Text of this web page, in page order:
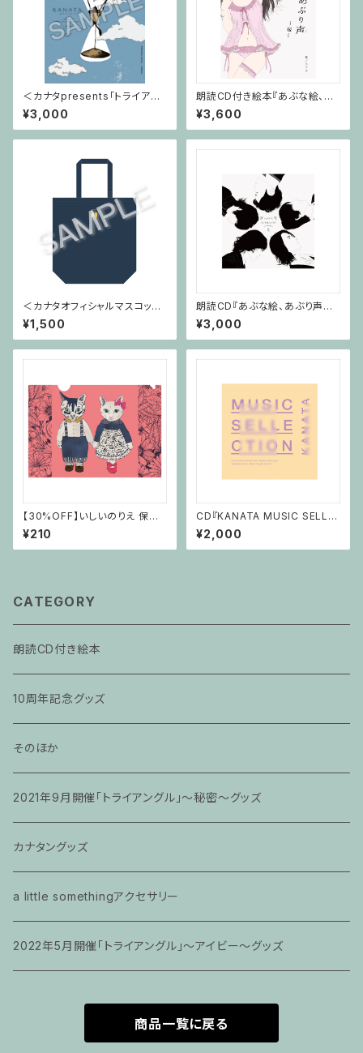
＜カナタpresents「トライアン
グル」〜アイビー〜グッズ＞パン
フレット
¥3,000
朗読CD付き絵本『あぶな絵、あ
ぶり声～桜～』
¥3,600
＜カナタオフィシャルマスコット
＞カナタン エコバッグ
¥1,500
朗読CD『あぶな絵、あぶり声～t
ribute～』
¥3,000
【30%OFF】いしいのりえ 保護
猫活動グッズ みのチロシ親バカ
爆発クリアファイル
¥210
CD『KANATA MUSIC SELLE
CTION』
¥2,000
CATEGORY
朗読CD付き絵本
10周年記念グッズ
そのほか
2021年9月開催「トライアングル」〜秘密〜グッズ
カナタングッズ
a little somethingアクセサリー
2022年5月開催「トライアングル」〜アイビー〜グッズ
商品一覧に戻る